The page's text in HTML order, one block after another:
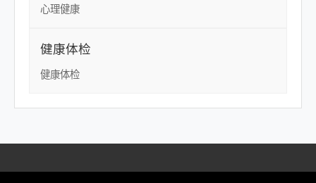
心理健康
健康体检
健康体检